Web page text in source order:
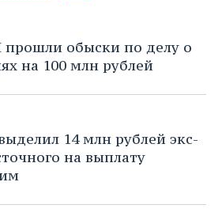
ПФО
обыски по делу о
на 100 млн рублей
14 млн рублей экс-
на выплату